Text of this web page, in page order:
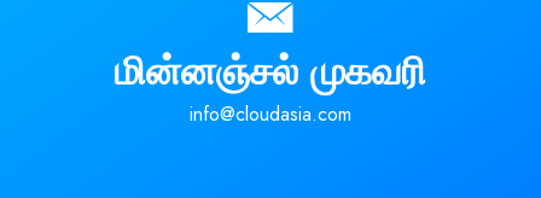
மின்னஞ்சல் முகவரி
info@cloudasia.com